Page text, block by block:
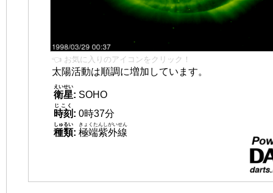
👈 お気に入りのアイコンをクリック！
太陽活動は順調に増加しています。
衛星
えいせい
: SOHO
時刻
じこく
: 0時37分
種類
しゅるい
: 極端紫外線
きょくたんしがいせん